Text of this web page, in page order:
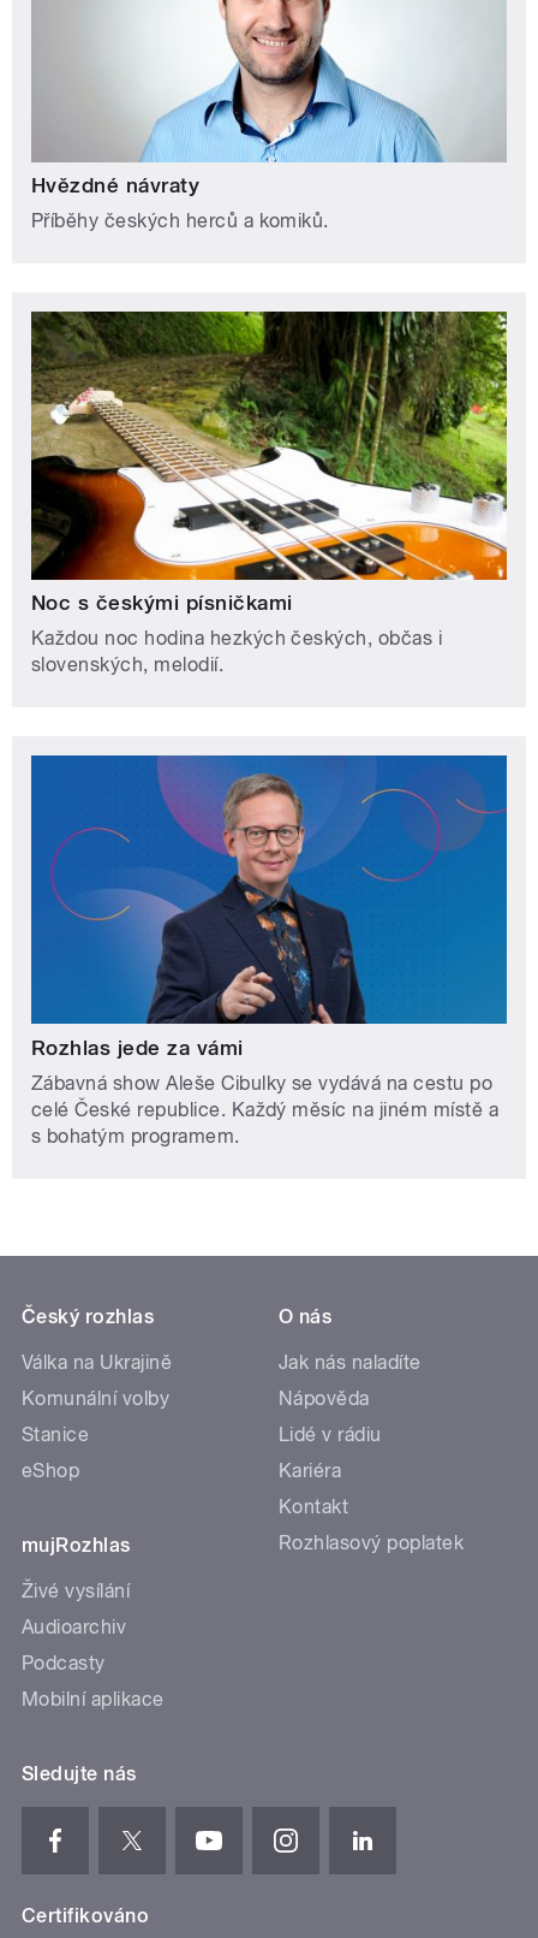
Hvězdné návraty
Příběhy českých herců a komiků.
Noc s českými písničkami
Každou noc hodina hezkých českých, občas i
slovenských, melodií.
Rozhlas jede za vámi
Zábavná show Aleše Cibulky se vydává na cestu po
celé České republice. Každý měsíc na jiném místě a
s bohatým programem.
Český rozhlas
Válka na Ukrajině
Komunální volby
Stanice
eShop
mujRozhlas
Živé vysílání
Audioarchiv
Podcasty
Mobilní aplikace
O nás
Jak nás naladíte
Nápověda
Lidé v rádiu
Kariéra
Kontakt
Rozhlasový poplatek
Sledujte nás
Certifikováno